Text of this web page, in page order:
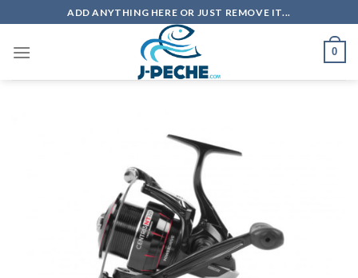
to
content
ADD ANYTHING HERE OR JUST REMOVE IT...
0